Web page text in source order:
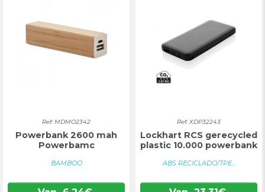
Ref: MDMO2342
Powerbank 2600 mah
Powerbamc
BAMBOO
Ref: XDP32243
Lockhart RCS gerecycled
plastic 10.000 powerbank
ABS RECICLADO/TPE...